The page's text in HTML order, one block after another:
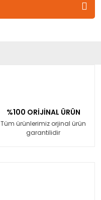
%100 ORİJİNAL ÜRÜN
Tüm ürünlerimiz orjinal ürün
garantilidir